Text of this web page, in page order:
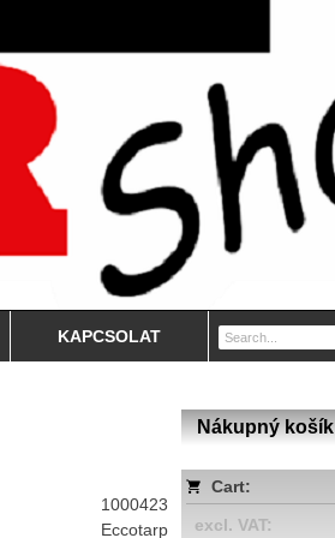
KAPCSOLAT
Nákupný košík
Cart:
excl. VAT:
1000423
Eccotarp